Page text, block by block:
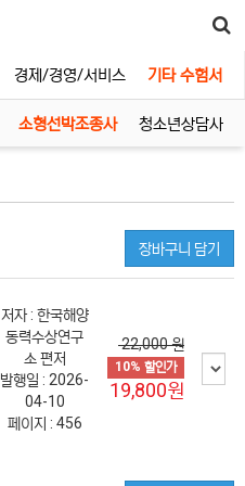
경제/경영/서비스 기타 수험서
소형선박조종사 청소년상담사
장바구니 담기
저자 : 한국해양
동력수상연구
소 편저
발행일 : 2026-
04-10
페이지 : 456
22,000 원
10% 할인가
19,800원